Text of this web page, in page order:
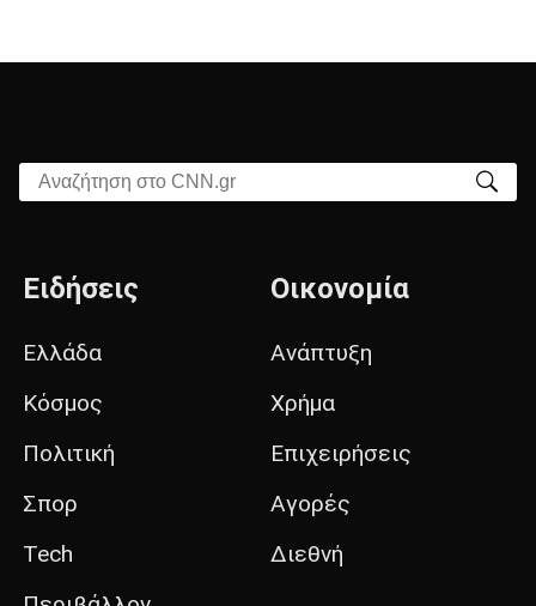
Αναζήτηση στο CNN.gr
Ειδήσεις
Ελλάδα
Κόσμος
Πολιτική
Σπορ
Tech
Οικονομία
Ανάπτυξη
Χρήμα
Επιχειρήσεις
Αγορές
Διεθνή